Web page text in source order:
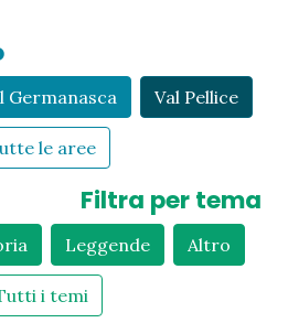
Germanasca Val Pellice
le aree
Filtra per tema
Leggende Altro
i temi